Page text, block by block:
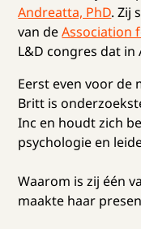
Andreatta, PhD. Zij
van deAssociation
L&D congres dat
Eerst even voor de
Britt is
Inc en houdt zich
psychologie en
Waarom is zij één
maakte haar